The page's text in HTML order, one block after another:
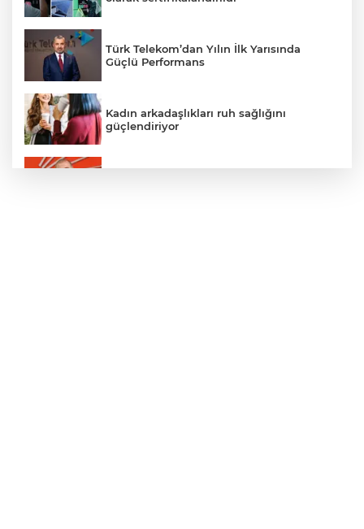
Türk Telekom’dan Yılın İlk Yarısında
Güçlü Performans
Kadın arkadaşlıkları ruh sağlığını
güçlendiriyor